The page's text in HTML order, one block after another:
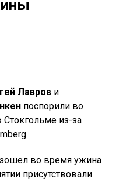
Лавров и
поспорили во
из-за
во время ужина
присутствовали